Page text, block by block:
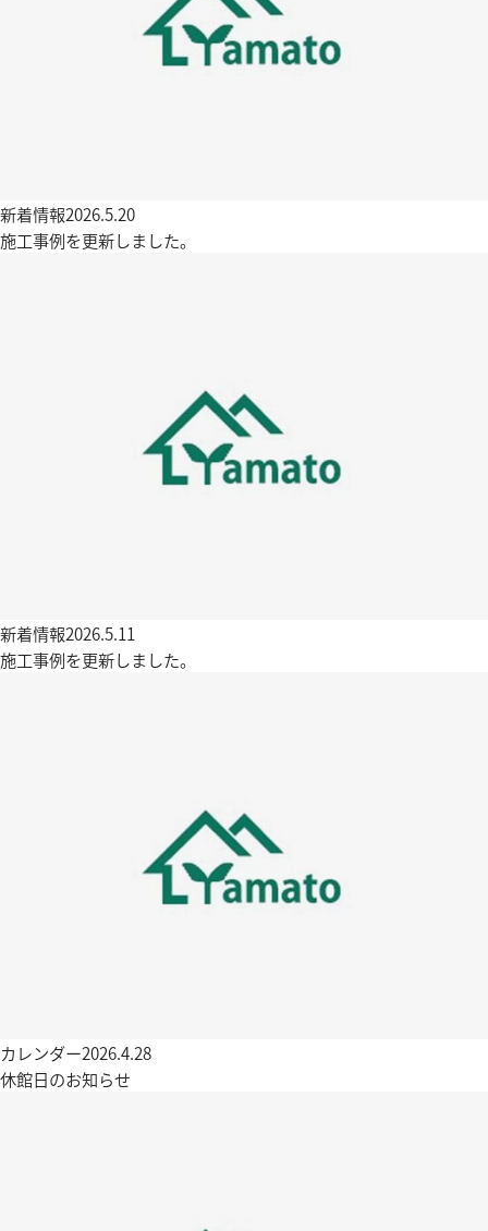
新着情報2026.5.20
施工事例を更新しました。
新着情報2026.5.11
施工事例を更新しました。
カレンダー2026.4.28
休館日のお知らせ